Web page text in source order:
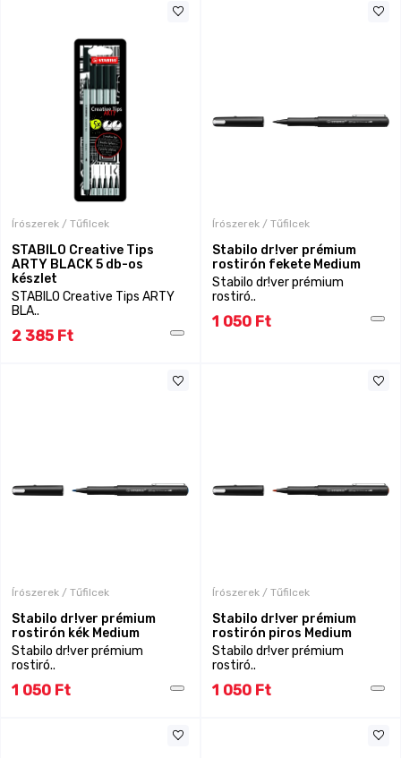
Írószerek / Tűfilcek
STABILO Creative Tips
ARTY BLACK 5 db-os
készlet
STABILO Creative Tips ARTY
BLA..
2 385 Ft
Írószerek / Tűfilcek
Stabilo dr!ver prémium
rostirón fekete Medium
Stabilo dr!ver prémium
rostiró..
1 050 Ft
Írószerek / Tűfilcek
Stabilo dr!ver prémium
rostirón kék Medium
Stabilo dr!ver prémium
rostiró..
1 050 Ft
Írószerek / Tűfilcek
Stabilo dr!ver prémium
rostirón piros Medium
Stabilo dr!ver prémium
rostiró..
1 050 Ft